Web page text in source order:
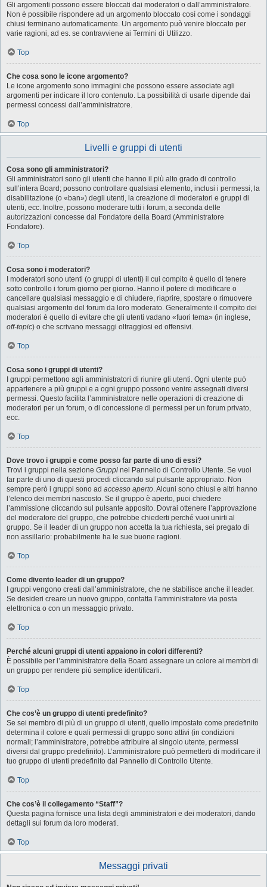
Gli argomenti possono essere bloccati dai moderatori o dall’amministratore.
Non è possibile rispondere ad un argomento bloccato così come i sondaggi
chiusi terminano automaticamente. Un argomento può venire bloccato per
varie ragioni, ad es. se contravviene ai Termini di Utilizzo.
Top
Che cosa sono le icone argomento?
Le icone argomento sono immagini che possono essere associate agli
argomenti per indicare il loro contenuto. La possibilità di usarle dipende dai
permessi concessi dall’amministratore.
Top
Livelli e gruppi di utenti
Cosa sono gli amministratori?
Gli amministratori sono gli utenti che hanno il più alto grado di controllo
sull’intera Board; possono controllare qualsiasi elemento, inclusi i permessi, la
disabilitazione (o «ban») degli utenti, la creazione di moderatori e gruppi di
utenti, ecc. Inoltre, possono moderare tutti i forum, a seconda delle
autorizzazioni concesse dal Fondatore della Board (Amministratore
Fondatore).
Top
Cosa sono i moderatori?
I moderatori sono utenti (o gruppi di utenti) il cui compito è quello di tenere
sotto controllo i forum giorno per giorno. Hanno il potere di modificare o
cancellare qualsiasi messaggio e di chiudere, riaprire, spostare o rimuovere
qualsiasi argomento del forum da loro moderato. Generalmente il compito dei
moderatori è quello di evitare che gli utenti vadano «fuori tema» (in inglese,
off-topic) o che scrivano messaggi oltraggiosi ed offensivi.
Top
Cosa sono i gruppi di utenti?
I gruppi permettono agli amministratori di riunire gli utenti. Ogni utente può
appartenere a più gruppi e a ogni gruppo possono venire assegnati diversi
permessi. Questo facilita l’amministratore nelle operazioni di creazione di
moderatori per un forum, o di concessione di permessi per un forum privato,
ecc.
Top
Dove trovo i gruppi e come posso far parte di uno di essi?
Trovi i gruppi nella sezione Gruppi nel Pannello di Controllo Utente. Se vuoi
far parte di uno di questi procedi cliccando sul pulsante appropriato. Non
sempre però i gruppi sono ad accesso aperto. Alcuni sono chiusi e altri hanno
l’elenco dei membri nascosto. Se il gruppo è aperto, puoi chiedere
l’ammissione cliccando sul pulsante apposito. Dovrai ottenere l’approvazione
del moderatore del gruppo, che potrebbe chiederti perché vuoi unirti al
gruppo. Se il leader di un gruppo non accetta la tua richiesta, sei pregato di
non assillarlo: probabilmente ha le sue buone ragioni.
Top
Come divento leader di un gruppo?
I gruppi vengono creati dall’amministratore, che ne stabilisce anche il leader.
Se desideri creare un nuovo gruppo, contatta l’amministratore via posta
elettronica o con un messaggio privato.
Top
Perché alcuni gruppi di utenti appaiono in colori differenti?
È possibile per l’amministratore della Board assegnare un colore ai membri di
un gruppo per rendere più semplice identificarli.
Top
Che cos’è un gruppo di utenti predefinito?
Se sei membro di più di un gruppo di utenti, quello impostato come predefinito
determina il colore e quali permessi di gruppo sono attivi (in condizioni
normali; l’amministratore, potrebbe attribuire al singolo utente, permessi
diversi dal gruppo predefinito). L’amministratore può permetterti di modificare il
tuo gruppo di utenti predefinito dal Pannello di Controllo Utente.
Top
Che cos’è il collegamento “Staff”?
Questa pagina fornisce una lista degli amministratori e dei moderatori, dando
dettagli sui forum da loro moderati.
Top
Messaggi privati